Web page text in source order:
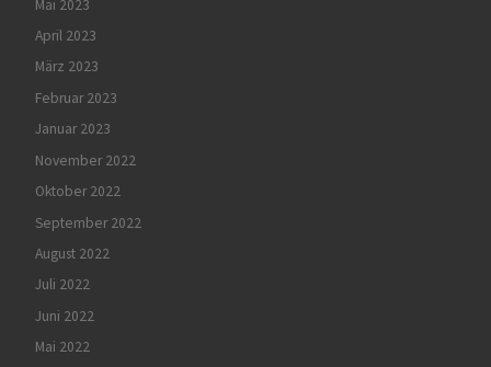
Mai 2023
April 2023
März 2023
Februar 2023
Januar 2023
November 2022
Oktober 2022
September 2022
August 2022
Juli 2022
Juni 2022
Mai 2022